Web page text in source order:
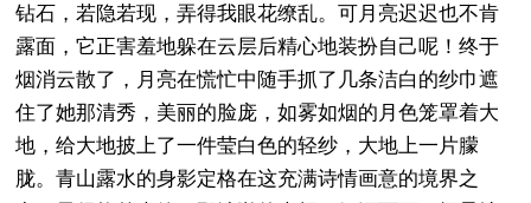
钻石，若隐若现，弄得我眼花缭乱。可月亮迟迟也不肯
露面，它正害羞地躲在云层后精心地装扮自己呢！终于
烟消云散了，月亮在慌忙中随手抓了几条洁白的纱巾遮
住了她那清秀，美丽的脸庞，如雾如烟的月色笼罩着大
地，给大地披上了一件莹白色的轻纱，大地上一片朦
胧。青山露水的身影定格在这充满诗情画意的境界之